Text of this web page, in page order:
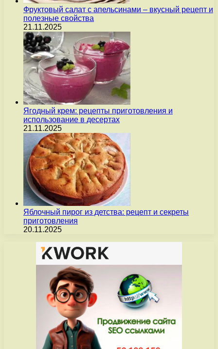
Фруктовый салат с апельсинами – вкусный рецепт и
полезные свойства
21.11.2025
Ягодный крем: рецепты приготовления и
использование в десертах
21.11.2025
Яблочный пирог из детства: рецепт и секреты
приготовления
20.11.2025